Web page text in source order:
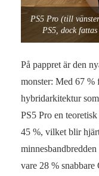
PS5 Pro (till
PS5, dock
På pappret är den
monster: Med 67 %
hybridarkitektur
PS5 Pro en
45 %, vilket blir
vare 28 %